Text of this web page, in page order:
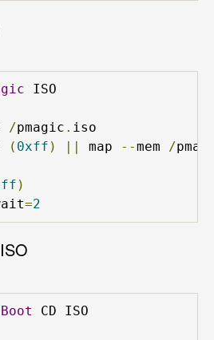
ISO
/pmagic . iso
( 0xff ) || map --mem /
)
=2
Boot
CD ISO